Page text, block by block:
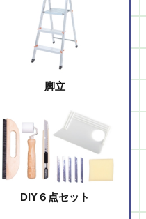
脚立
DIY６点セット